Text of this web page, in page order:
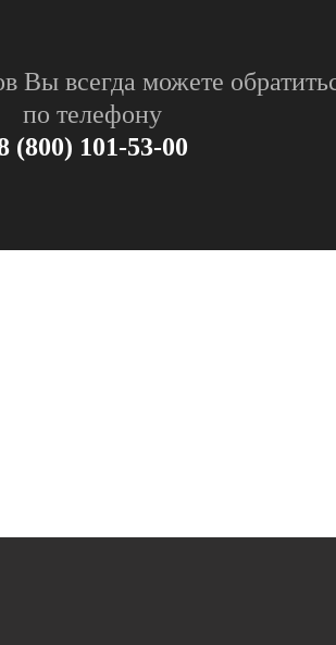
Вы всегда можете
по телефону
(800) 101-53-00